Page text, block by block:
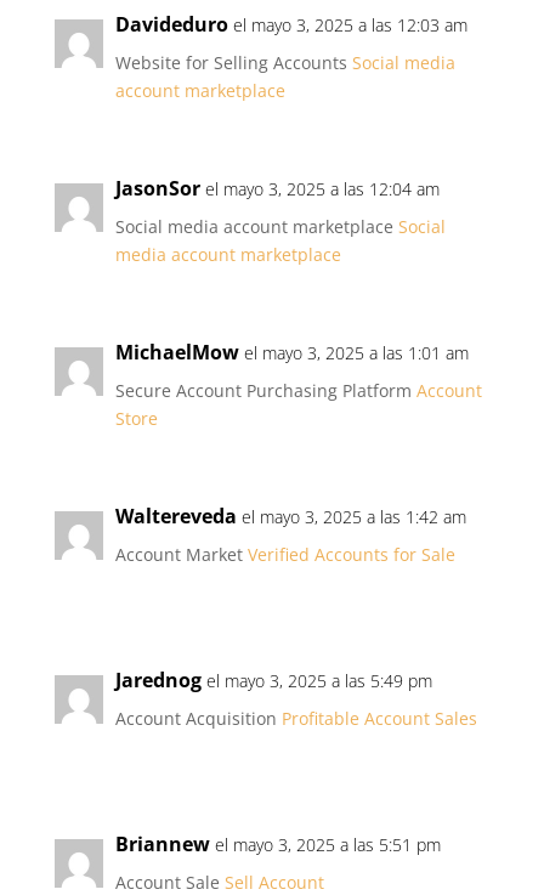
Davideduro el mayo 3, 2025 a las 12:03 am
Website for Selling Accounts Social media
account marketplace
JasonSor el mayo 3, 2025 a las 12:04 am
Social media account marketplace Social
media account marketplace
MichaelMow el mayo 3, 2025 a las 1:01 am
Secure Account Purchasing Platform Account
Store
Waltereveda el mayo 3, 2025 a las 1:42 am
Account Market Verified Accounts for Sale
Jarednog el mayo 3, 2025 a las 5:49 pm
Account Acquisition Profitable Account Sales
Briannew el mayo 3, 2025 a las 5:51 pm
Account Sale Sell Account